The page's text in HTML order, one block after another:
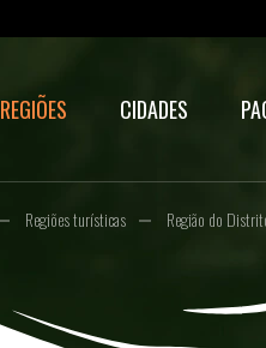
REGIÕES CIDADES
Regiões turísticas Região do